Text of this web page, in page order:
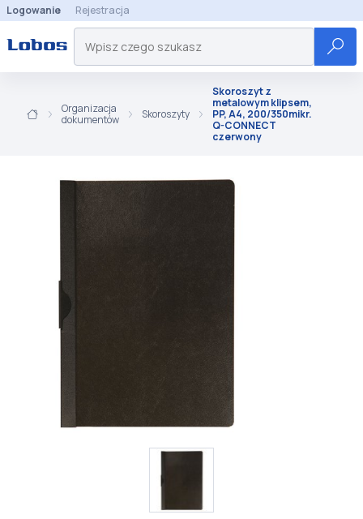
Logowanie Rejestracja
Organizacja
dokumentów
Skoroszyty
Skoroszyt z
metalowym klipsem,
PP, A4, 200/350mikr.
Q-CONNECT
czerwony